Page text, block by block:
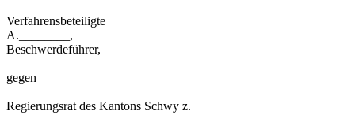
Verfahrensbeteiligte
A.________,
Beschwerdeführer,
gegen
Regierungsrat des Kantons Schwy z.